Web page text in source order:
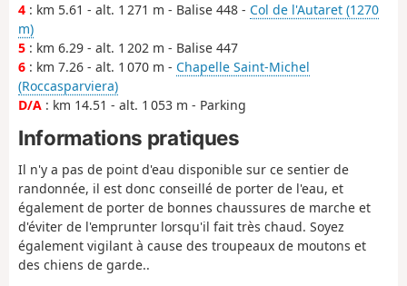
4 : km 5.61 - alt. 1 271 m - Balise 448 - Col de l'Autaret (1270
m)
5 : km 6.29 - alt. 1 202 m - Balise 447
6 : km 7.26 - alt. 1 070 m - Chapelle Saint-Michel
(Roccasparviera)
D/A : km 14.51 - alt. 1 053 m - Parking
Informations pratiques
Il n'y a pas de point d'eau disponible sur ce sentier de
randonnée, il est donc conseillé de porter de l'eau, et
également de porter de bonnes chaussures de marche et
d'éviter de l'emprunter lorsqu'il fait très chaud. Soyez
également vigilant à cause des troupeaux de moutons et
des chiens de garde..